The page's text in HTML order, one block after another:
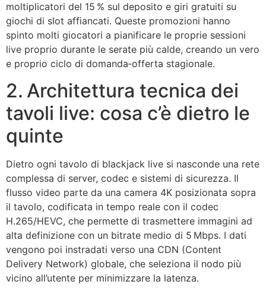
moltiplicatori del 15 % sul deposito e giri gratuiti su
giochi di slot affiancati. Queste promozioni hanno
spinto molti giocatori a pianificare le proprie sessioni
live proprio durante le serate più calde, creando un vero
e proprio ciclo di domanda‑offerta stagionale.
2. Architettura tecnica dei
tavoli live: cosa c’è dietro le
quinte
Dietro ogni tavolo di blackjack live si nasconde una rete
complessa di server, codec e sistemi di sicurezza. Il
flusso video parte da una camera 4K posizionata sopra
il tavolo, codificata in tempo reale con il codec
H.265/HEVC, che permette di trasmettere immagini ad
alta definizione con un bitrate medio di 5 Mbps. I dati
vengono poi instradati verso una CDN (Content
Delivery Network) globale, che seleziona il nodo più
vicino all’utente per minimizzare la latenza.